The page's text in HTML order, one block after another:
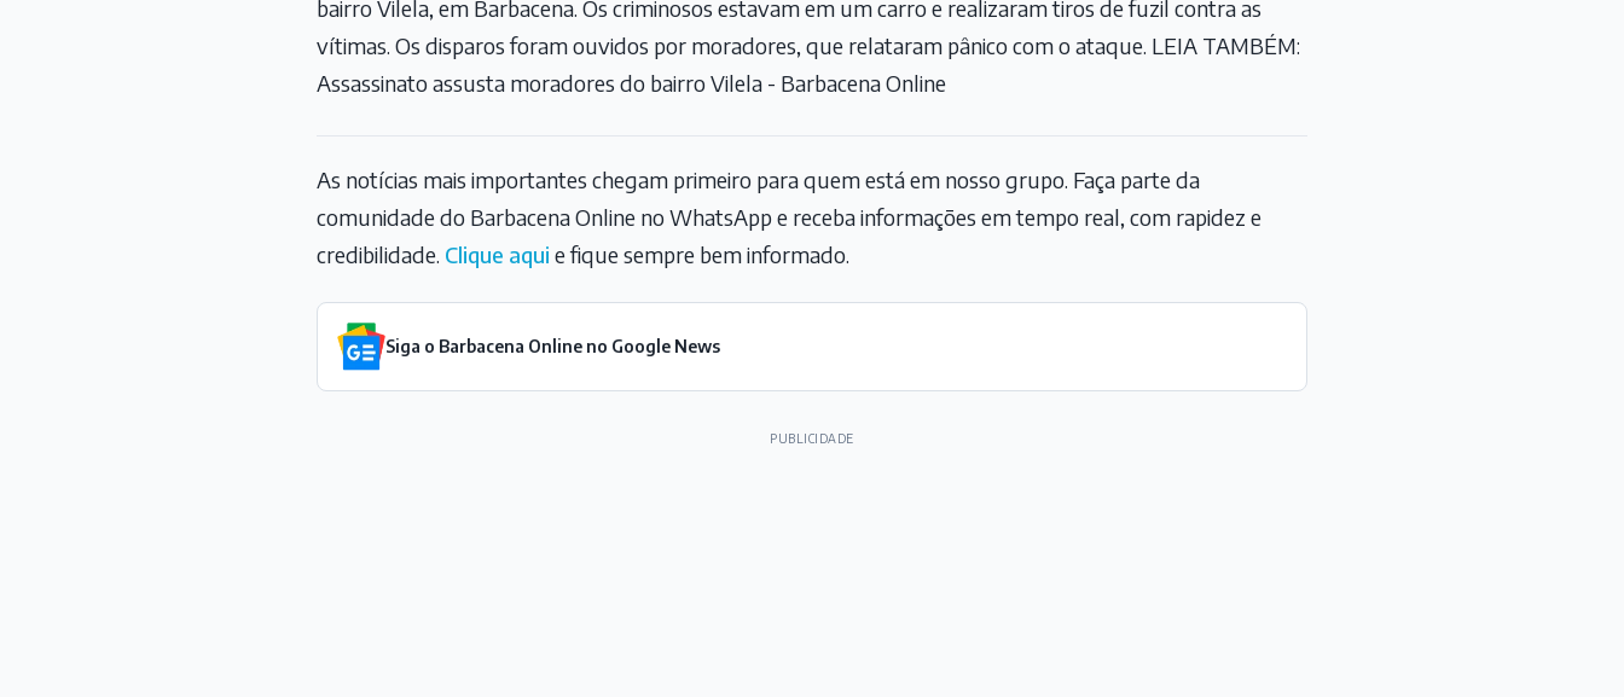
bairro Vilela, em Barbacena. Os criminosos estavam em um carro e realizaram tiros de fuzil contra as
vítimas. Os disparos foram ouvidos por moradores, que relataram pânico com o ataque. LEIA TAMBÉM:
Assassinato assusta moradores do bairro Vilela - Barbacena Online
As notícias mais importantes chegam primeiro para quem está em nosso grupo. Faça parte da
comunidade do Barbacena Online no WhatsApp e receba informações em tempo real, com rapidez e
credibilidade. Clique aqui e fique sempre bem informado.
Siga o Barbacena Online no Google News
PUBLICIDADE